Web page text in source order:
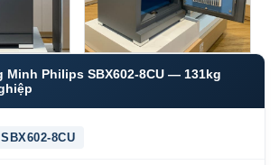
Minh Philips SBX602-8CU — 131kg
SBX602-8CU